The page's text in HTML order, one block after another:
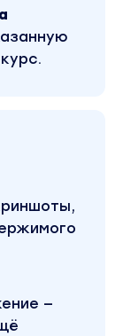
денег через
трафик
«Валерий
в
материал
Морозов»
—